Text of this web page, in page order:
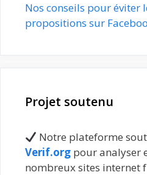
Nos conseils pour éviter
propositions sur
Projet soutenu
Notre plateforme
Verif.org pour analyser
nombreux sites internet